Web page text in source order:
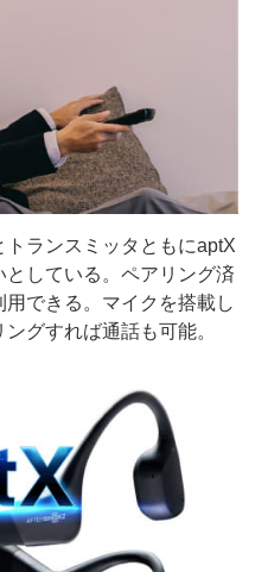
ランスミッタともにaptX
している。ペアリング済
できる。マイクを搭載し
グすれば通話も可能。